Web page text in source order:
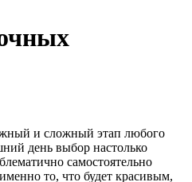
и сложный этап любого
день выбор настолько
самостоятельно
то, что будет красивым,